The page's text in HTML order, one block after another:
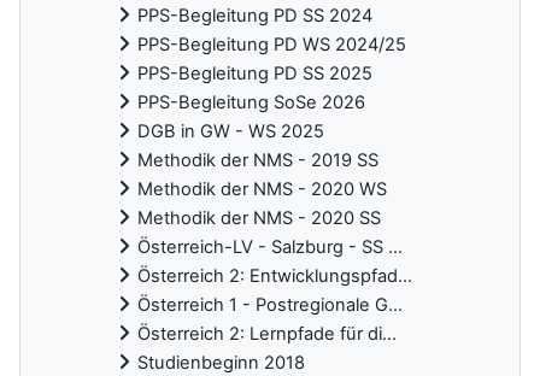
PPS-Begleitung PD SS 2024
PPS-Begleitung PD WS 2024/25
PPS-Begleitung PD SS 2025
PPS-Begleitung SoSe 2026
DGB in GW - WS 2025
Methodik der NMS - 2019 SS
Methodik der NMS - 2020 WS
Methodik der NMS - 2020 SS
Österreich-LV - Salzburg - SS ...
Österreich 2: Entwicklungspfad...
Österreich 1 - Postregionale G...
Österreich 2: Lernpfade für di...
Studienbeginn 2018